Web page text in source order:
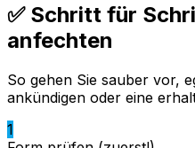
✅ Schritt für
anfechten
So gehen Sie sauber vor,
ankündigen oder eine
1